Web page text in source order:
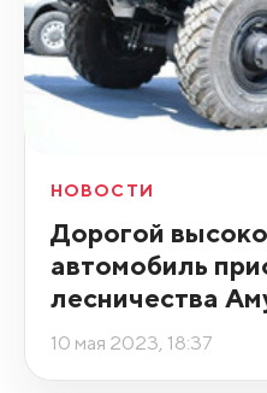
НОВОСТИ
Дорогой
автомобиль
лесничества
10 мая 2023, 18:37